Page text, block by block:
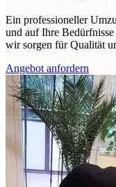
Ein professioneller
und auf Ihre
wir sorgen für Qualität
Angebot anfordern